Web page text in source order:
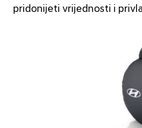
pridonijeti vrijednosti i